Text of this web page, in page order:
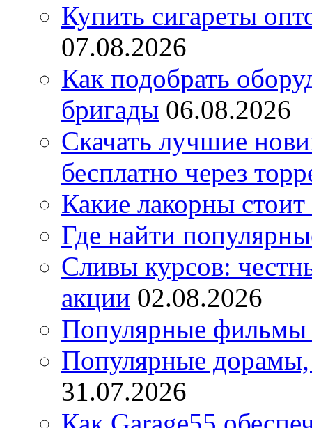
Купить сигареты
07.08.2026
Как подобрать
бригады 06.08.2026
Скачать лучшие
бесплатно через
Какие лакорны стоит
Где найти
Сливы курсов:
акции 02.08.2026
Популярные фильмы
Популярные дорамы,
31.07.2026